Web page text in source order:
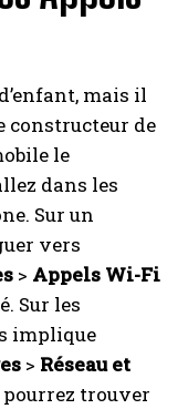
mais il
constructeur de
le
dans les
Sur un
vers
> Appels Wi-Fi
Sur les
implique
> Réseau et
pourrez trouver